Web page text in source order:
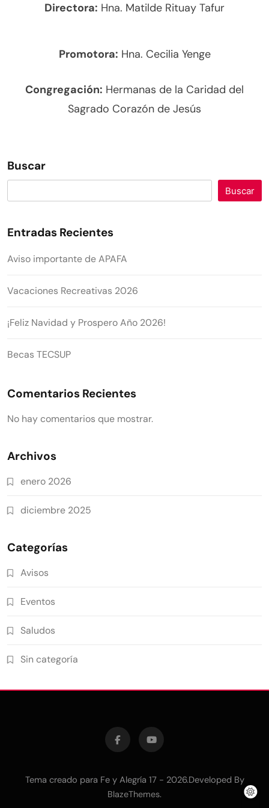
Directora: Hna. Matilde Rituay Tafur
Promotora: Hna. Cecilia Yenge
Congregación: Hermanas de la Caridad del
Sagrado Corazón de Jesús
Buscar
Buscar
Entradas Recientes
Aviso importante de APAFA
Vacaciones Recreativas 2026
¡Feliz Navidad y Prospero Año 2026!
Becas TECSUP
Comentarios Recientes
No hay comentarios que mostrar.
Archivos
enero 2026
diciembre 2025
Categorías
Avisos
Eventos
Saludos
Sin categoría
Tema creado para Fe y Alegría 17 - 2026.Developed By
BlazeThemes.